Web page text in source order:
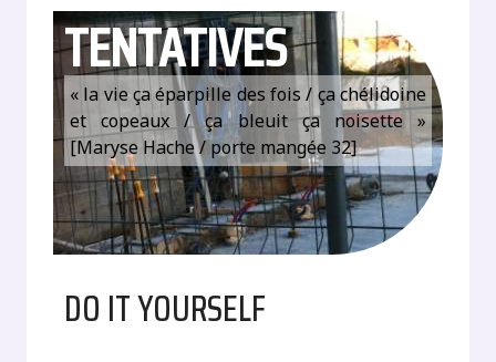
TENTATIVES
« la vie ça éparpille des fois / ça chélidoine
et copeaux / ça bleuit ça noisette »
[Maryse Hache / porte mangée 32]
DO IT YOURSELF